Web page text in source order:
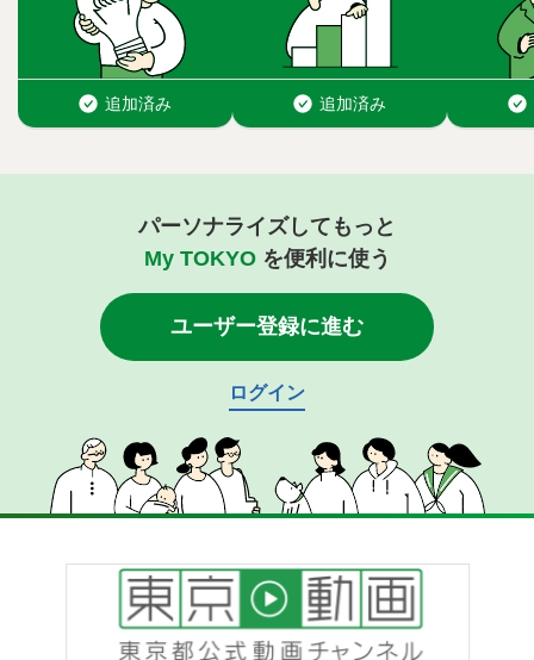
パーソナライズしてもっと
My TOKYOを便利に使う
ユーザー登録に進む
ログイン